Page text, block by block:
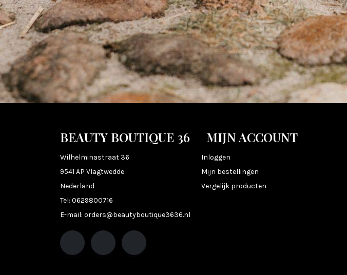
BEAUTY BOUTIQUE 36
Wilhelminastraat 36
9541 AP Vlagtwedde
Nederland
Tel: 0629800716
E-mail: orders@beautyboutique3636.nl
MIJN ACCOUNT
Inloggen
Mijn bestellingen
Vergelijk producten